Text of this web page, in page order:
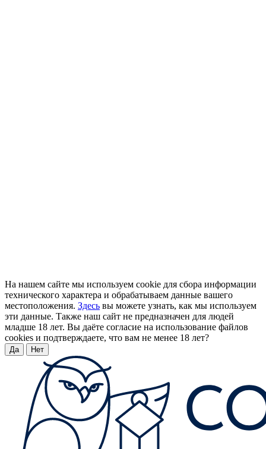
На нашем сайте мы используем cookie для сбора информации
технического характера и обрабатываем данные вашего
местоположения. Здесь вы можете узнать, как мы используем
эти данные. Также наш сайт не предназначен для людей
младше 18 лет. Вы даёте согласие на использование файлов
cookies и подтверждаете, что вам не менее 18 лет?
Да Нет